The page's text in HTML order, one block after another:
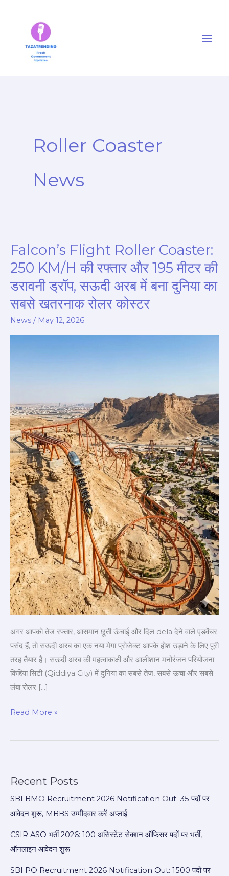
Roller Coaster
News
Falcon’s Flight Roller Coaster:
250 KM/H की रफ्तार और 195 मीटर की
डरावनी ड्रॉप, सऊदी अरब में बना दुनिया का
सबसे खतरनाक रोलर कोस्टर
News / May 12, 2026
अगर आपको तेज रफ्तार, आसमान छूती ऊंचाई और दिल dela देने वाले एडवेंचर
पसंद हैं, तो सऊदी अरब का एक नया मेगा प्रोजेक्ट आपके होश उड़ाने के लिए पूरी
तरह तैयार है। सऊदी अरब की महत्वाकांक्षी और आलीशान मनोरंजन परियोजना
किद्दिया सिटी (Qiddiya City) में दुनिया का सबसे तेज, सबसे ऊंचा और सबसे
लंबा रोलर […]
Falcon’s
Flight
Roller
Coaster:
250
KM/H
डरावनी
ड्रॉप,
सऊदी
अरब
में
बना
दुनिया
का
सबसे
खतरनाक
रोलर
कोस्टर
Read More »
Recent Posts
SBI BMO Recruitment 2026 Notification Out: 35 पदों पर
आवेदन शुरू, MBBS उम्मीदवार करें अप्लाई
CSIR ASO भर्ती 2026: 100 असिस्टेंट सेक्शन ऑफिसर पदों पर भर्ती,
ऑनलाइन आवेदन शुरू
SBI PO Recruitment 2026 Notification Out: 1500 पदों पर